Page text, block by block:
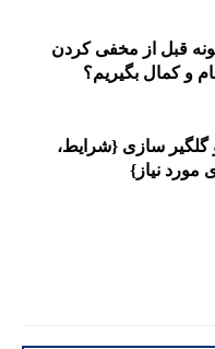
قبل از مخفی کردن
و کمال بگیریم؟
سازی {شرایط،
مورد نیاز}